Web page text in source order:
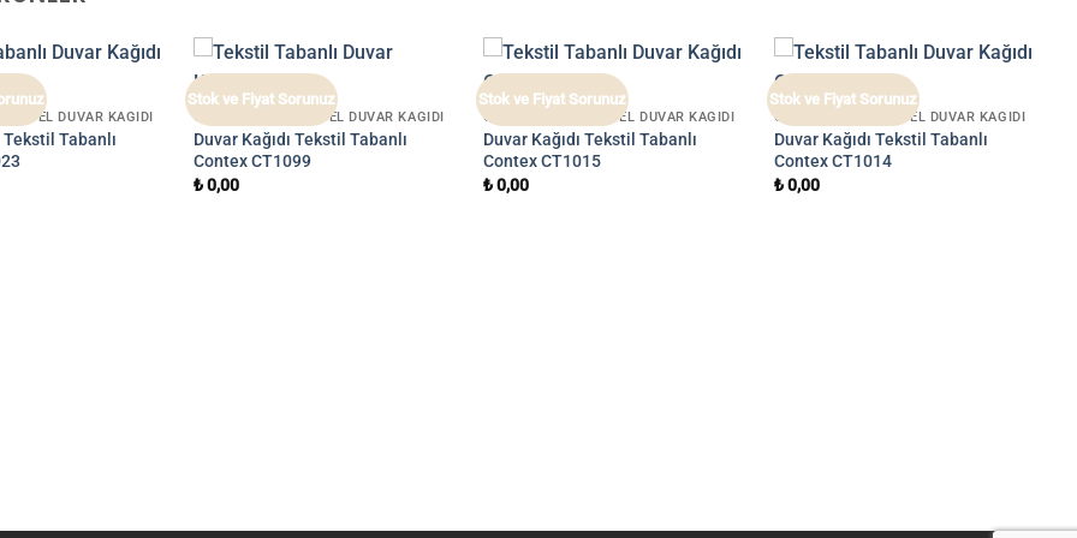
OTEL DUVAR KAĞIDI
Tekstil Tabanlı
Stok ve Fiyat Sorunuz
CONTEX 1 İTHAL OTEL DUVAR KAĞIDI
Duvar Kağıdı Tekstil Tabanlı
Contex CT1099
₺0,00
Stok ve Fiyat Sorunuz
CONTEX 1 İTHAL OTEL DUVAR KAĞIDI
Duvar Kağıdı Tekstil Tabanlı
Contex CT1015
₺0,00
Stok ve Fiyat Sorunuz
CONTEX 1 İTHAL OTEL DUVAR KAĞIDI
Duvar Kağıdı Tekstil Tabanlı
Contex CT1014
₺0,00